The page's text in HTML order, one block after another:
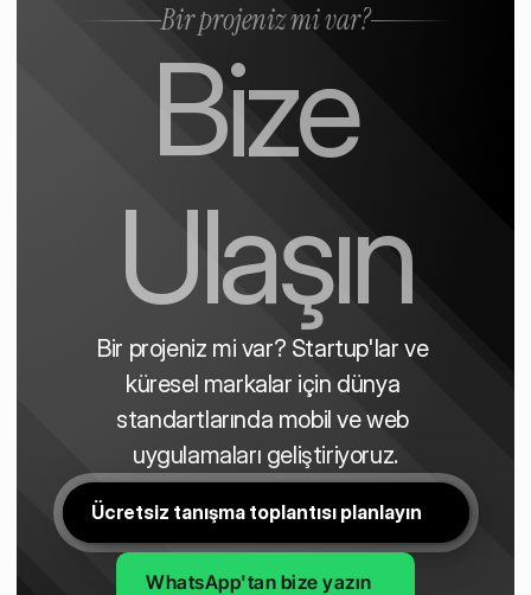
Bir projeniz mi var?
Bize
Ulaşın
Bir projeniz mi var? Startup'lar ve
küresel markalar için dünya
standartlarında mobil ve web
uygulamaları geliştiriyoruz.
Ücretsiz tanışma toplantısı planlayın
WhatsApp'tan bize yazın